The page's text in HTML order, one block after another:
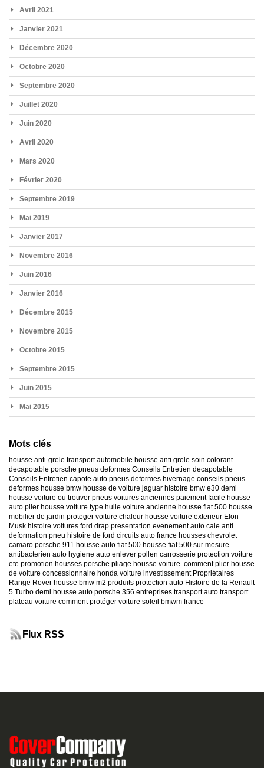
Avril 2021
Janvier 2021
Décembre 2020
Octobre 2020
Septembre 2020
Juillet 2020
Juin 2020
Avril 2020
Mars 2020
Février 2020
Septembre 2019
Mai 2019
Janvier 2017
Novembre 2016
Juin 2016
Janvier 2016
Décembre 2015
Novembre 2015
Octobre 2015
Septembre 2015
Juin 2015
Mai 2015
Mots clés
housse anti-grele transport automobile housse anti grele soin colorant
decapotable porsche pneus deformes Conseils Entretien decapotable
Conseils Entretien capote auto pneus deformes hivernage conseils pneus
deformes housse bmw housse de voiture jaguar histoire bmw e30 demi
housse voiture ou trouver pneus voitures anciennes paiement facile housse
auto plier housse voiture type huile voiture ancienne housse fiat 500 housse
mobilier de jardin proteger voiture chaleur housse voiture exterieur Elon
Musk histoire voitures ford drap presentation evenement auto cale anti
deformation pneu histoire de ford circuits auto france housses chevrolet
camaro porsche 911 housse auto fiat 500 housse fiat 500 sur mesure
antibacterien auto hygiene auto enlever pollen carrosserie protection voiture
ete promotion housses porsche pliage housse voiture. comment plier housse
de voiture concessionnaire honda voiture investissement Propriétaires
Range Rover housse bmw m2 produits protection auto Histoire de la Renault
5 Turbo demi housse auto porsche 356 entreprises transport auto transport
plateau voiture comment protéger voiture soleil bmwm france
Flux RSS